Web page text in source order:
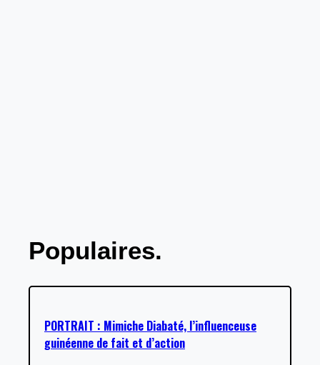
Populaires.
PORTRAIT : Mimiche Diabaté, l’influenceuse
guinéenne de fait et d’action